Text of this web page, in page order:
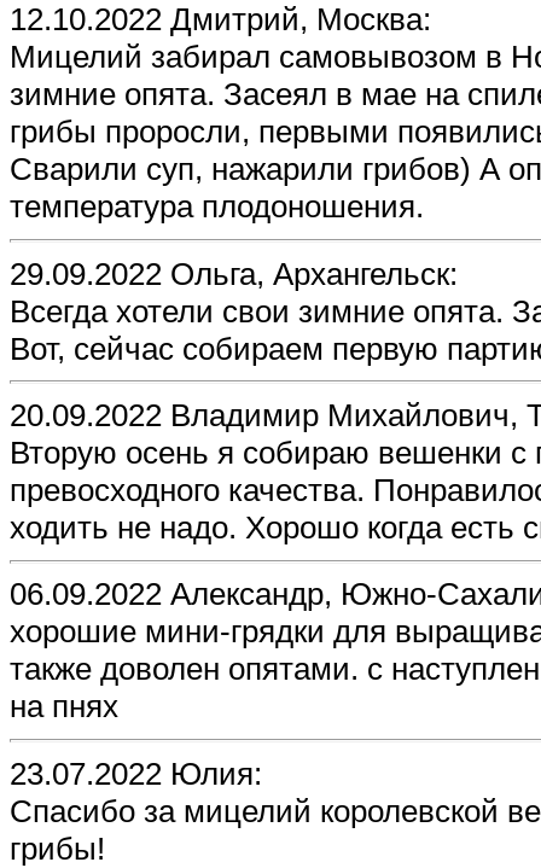
12.10.2022 Дмитрий, Москва:
Мицелий забирал самовывозом в
зимние опята. Засеял в мае на
грибы проросли, первыми
Сварили суп, нажарили грибов) А
температура плодоношения.
29.09.2022 Ольга, Архангельск:
Всегда хотели свои зимние опята.
Вот, сейчас собираем первую
20.09.2022 Владимир Михайлович,
Вторую осень я собираю вешенки
превосходного качества.
ходить не надо. Хорошо когда есть
06.09.2022 Александр, Южно-
хорошие мини-грядки для
также доволен опятами. с
на пнях
23.07.2022 Юлия:
Спасибо за мицелий королевской
грибы!